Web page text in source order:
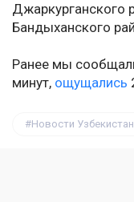
Джаркурганского
Бандыханского
Ранее мы
минут, ощущались
Новости